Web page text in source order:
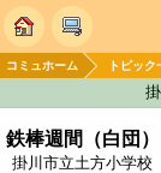
コミュホーム トピック
鉄棒週間（白団）
掛川市立土方小学校